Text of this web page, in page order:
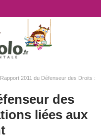
2011 du Défenseur des Droits :
des
liées aux